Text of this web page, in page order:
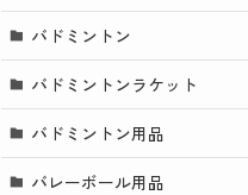
バドミントン
バドミントンラケット
バドミントン用品
バレーボール用品